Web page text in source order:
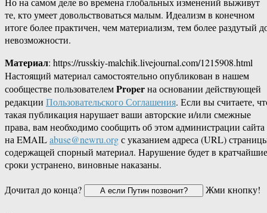
те, кто умеет довольствоваться малым. Идеализм в конечном
итоге более практичен, чем материализм, тем более раздутый
невозможности.
Материал: https://russkiy-malchik.livejournal.com/1215908.html
Настоящий материал самостоятельно опубликован в нашем
сообществе пользователемProperна основании действующей
редакции Пользовательского Соглашения. Если вы считаете,
такая публикация нарушает ваши авторские и/или смежные
права, вам необходимо сообщить об этом администрации сайта
на EMAILabuse@newru.orgс указанием адреса (URL)
содержащей спорный материал. Нарушение будет в кратчайшие
сроки устранено, виновные наказаны.
Дочитал до конца?
Жми кнопку!